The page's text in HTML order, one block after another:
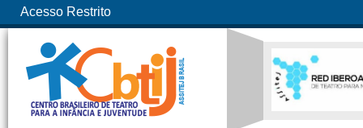
Acesso Restrito